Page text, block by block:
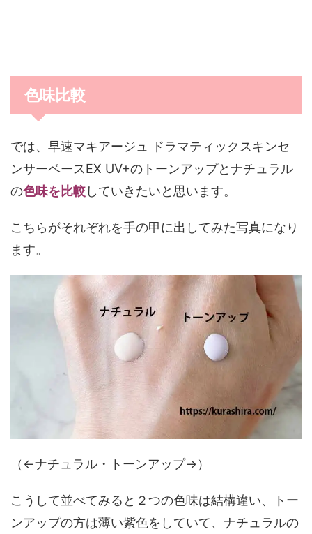
色味比較
では、早速マキアージュ ドラマティックスキンセ
ンサーベースEX UV+のトーンアップとナチュラル
の色味を比較していきたいと思います。
こちらがそれぞれを手の甲に出してみた写真になり
ます。
（←ナチュラル・トーンアップ→）
こうして並べてみると２つの色味は結構違い、トー
ンアップの方は薄い紫色をしていて、ナチュラルの